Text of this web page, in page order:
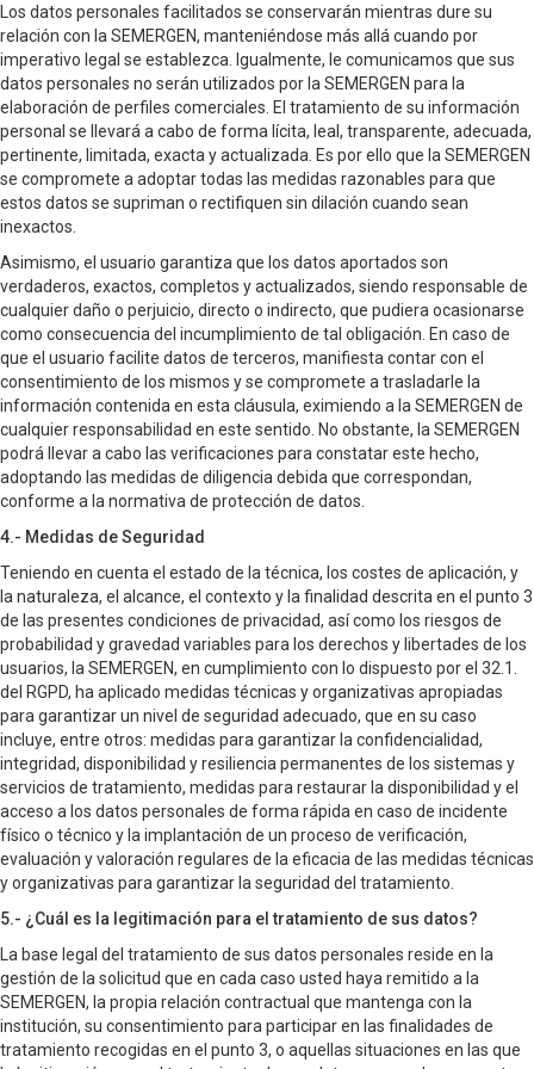
Los datos personales facilitados se conservarán mientras dure su
relación con la SEMERGEN, manteniéndose más allá cuando por
imperativo legal se establezca. Igualmente, le comunicamos que sus
datos personales no serán utilizados por la SEMERGEN para la
elaboración de perfiles comerciales. El tratamiento de su información
personal se llevará a cabo de forma lícita, leal, transparente, adecuada,
pertinente, limitada, exacta y actualizada. Es por ello que la SEMERGEN
se compromete a adoptar todas las medidas razonables para que
estos datos se supriman o rectifiquen sin dilación cuando sean
inexactos.
Asimismo, el usuario garantiza que los datos aportados son
verdaderos, exactos, completos y actualizados, siendo responsable de
cualquier daño o perjuicio, directo o indirecto, que pudiera ocasionarse
como consecuencia del incumplimiento de tal obligación. En caso de
que el usuario facilite datos de terceros, manifiesta contar con el
consentimiento de los mismos y se compromete a trasladarle la
información contenida en esta cláusula, eximiendo a la SEMERGEN de
cualquier responsabilidad en este sentido. No obstante, la SEMERGEN
podrá llevar a cabo las verificaciones para constatar este hecho,
adoptando las medidas de diligencia debida que correspondan,
conforme a la normativa de protección de datos.
4.- Medidas de Seguridad
Teniendo en cuenta el estado de la técnica, los costes de aplicación, y
la naturaleza, el alcance, el contexto y la finalidad descrita en el punto 3
de las presentes condiciones de privacidad, así como los riesgos de
probabilidad y gravedad variables para los derechos y libertades de los
usuarios, la SEMERGEN, en cumplimiento con lo dispuesto por el 32.1.
del RGPD, ha aplicado medidas técnicas y organizativas apropiadas
para garantizar un nivel de seguridad adecuado, que en su caso
incluye, entre otros: medidas para garantizar la confidencialidad,
integridad, disponibilidad y resiliencia permanentes de los sistemas y
servicios de tratamiento, medidas para restaurar la disponibilidad y el
acceso a los datos personales de forma rápida en caso de incidente
físico o técnico y la implantación de un proceso de verificación,
evaluación y valoración regulares de la eficacia de las medidas técnicas
y organizativas para garantizar la seguridad del tratamiento.
5.- ¿Cuál es la legitimación para el tratamiento de sus datos?
La base legal del tratamiento de sus datos personales reside en la
gestión de la solicitud que en cada caso usted haya remitido a la
SEMERGEN, la propia relación contractual que mantenga con la
institución, su consentimiento para participar en las finalidades de
tratamiento recogidas en el punto 3, o aquellas situaciones en las que